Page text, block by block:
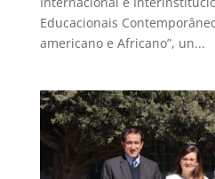
Educacionais
americano e Africano”, un...